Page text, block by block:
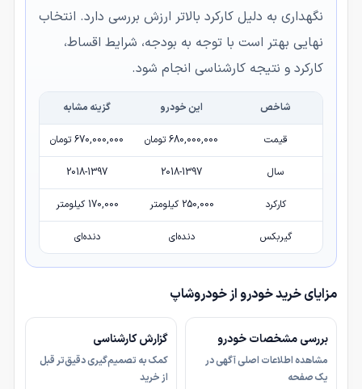
نگهداری به دلیل کارکرد بالاتر ارزش بررسی دارد. انتخاب
نهایی بهتر است با توجه به بودجه، شرایط اقساط،
کارکرد و نتیجه کارشناسی انجام شود.
شاخص این خودرو گزینه مشابه
قیمت 680,000,000 تومان 670,000,000 تومان
سال 2018-1397
2018-1397
کارکرد 250,000 کیلومتر 170,000 کیلومتر
گیربکس دنده‌ای دنده‌ای
مزایای خرید خودرو از خودروشاپ
بررسی مشخصات خودرو
مشاهده اطلاعات اصلی آگهی در
یک صفحه
گزارش کارشناسی
کمک به تصمیم‌گیری دقیق‌تر قبل
از خرید